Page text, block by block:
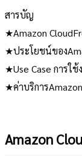
สารบัญ
★Amazon
★ประโยชน์ของ
★Use Case การใ
★ค่าบริการ
Amazon